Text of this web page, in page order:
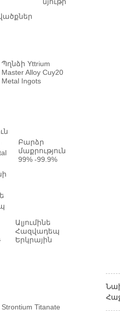
Պղնձի Yttrium
Master Alloy Cuy20
Metal Ingots
Բարձր
մաքրություն
99% -99.9%
Ալյումինե
Հազվադեպ
Երկրային
Strontium Titanate